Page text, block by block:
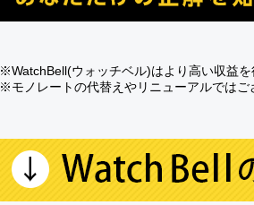
※WatchBell(ウォッチベル)はより高い収益
※モノレートの代替えやリニューアルではご